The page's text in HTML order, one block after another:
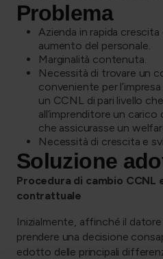
Problema
Azienda in rapida
aumento del personale.
Marginalità contenuta.
Necessità di trovare un
conveniente per
un CCNL di pari livello
all’imprenditore un
che assicurasse un
Necessità di crescita e
Soluzione
Procedura di cambio CCNL
contrattuale
Inizialmente, affinché il
prendere una decisione
edotto delle principali